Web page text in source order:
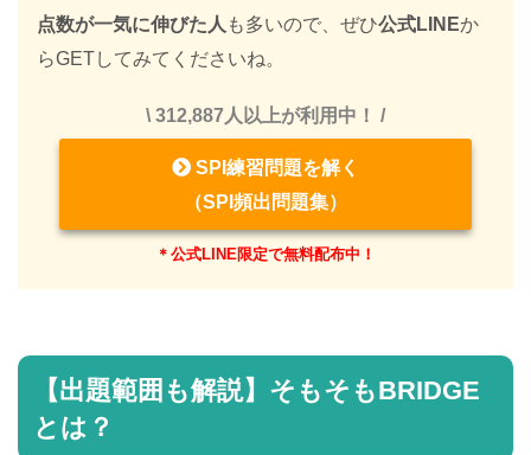
点数が一気に伸びた人 も多いので、ぜひ公式LINEか
らGETしてみてくださいね。
\ 312,887人以上が利用中！ /
SPI練習問題を解く
（SPI頻出問題集）
＊公式LINE限定で無料配布中！
【出題範囲も解説】そもそもBRIDGE
とは？